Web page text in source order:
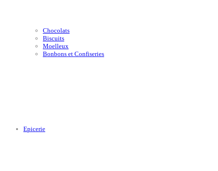
Chocolats
Biscuits
Moelleux
Bonbons et Confiseries
Epicerie